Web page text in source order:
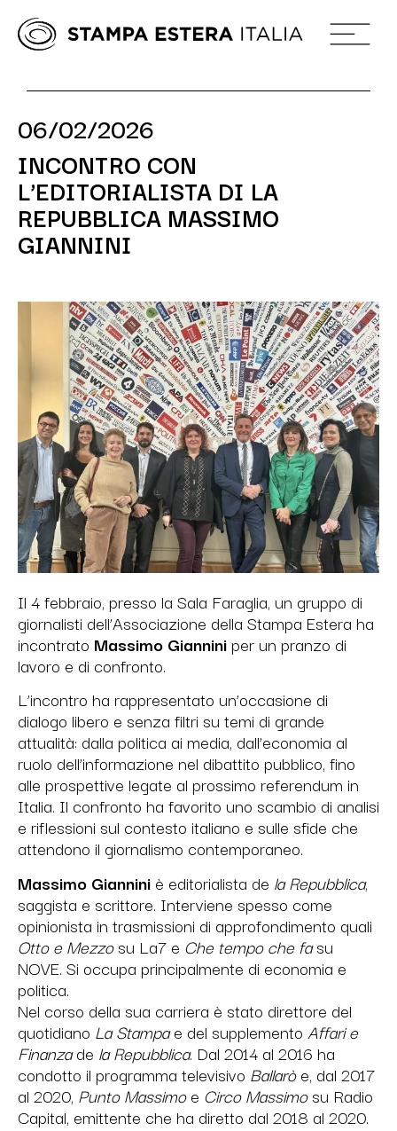
06/02/2026
INCONTRO CON
L’EDITORIALISTA DI LA
REPUBBLICA MASSIMO
GIANNINI
Il 4 febbraio, presso la Sala Faraglia, un gruppo di
giornalisti dell’Associazione della Stampa Estera ha
incontrato Massimo Gianniniper un pranzo di
lavoro e di confronto.
L’incontro ha rappresentato un’occasione di
dialogo libero e senza filtri su temi di grande
attualità: dalla politica ai media, dall’economia al
ruolo dell’informazione nel dibattito pubblico, fino
alle prospettive legate al prossimo referendum in
Italia. Il confronto ha favorito uno scambio di analisi
e riflessioni sul contesto italiano e sulle sfide che
attendono il giornalismo contemporaneo.
Massimo Giannini è editorialista de la Repubblica,
saggista e scrittore. Interviene spesso come
opinionista in trasmissioni di approfondimento quali
Otto e Mezzosu La7 e Che tempo che fasu
NOVE. Si occupa principalmente di economia e
politica.
Nel corso della sua carriera è stato direttore del
quotidiano La Stampae del supplemento Affari e
Finanzade la Repubblica. Dal 2014 al 2016 ha
condotto il programma televisivo Ballaròe, dal 2017
al 2020, Punto Massimoe Circo Massimosu Radio
Capital, emittente che ha diretto dal 2018 al 2020.